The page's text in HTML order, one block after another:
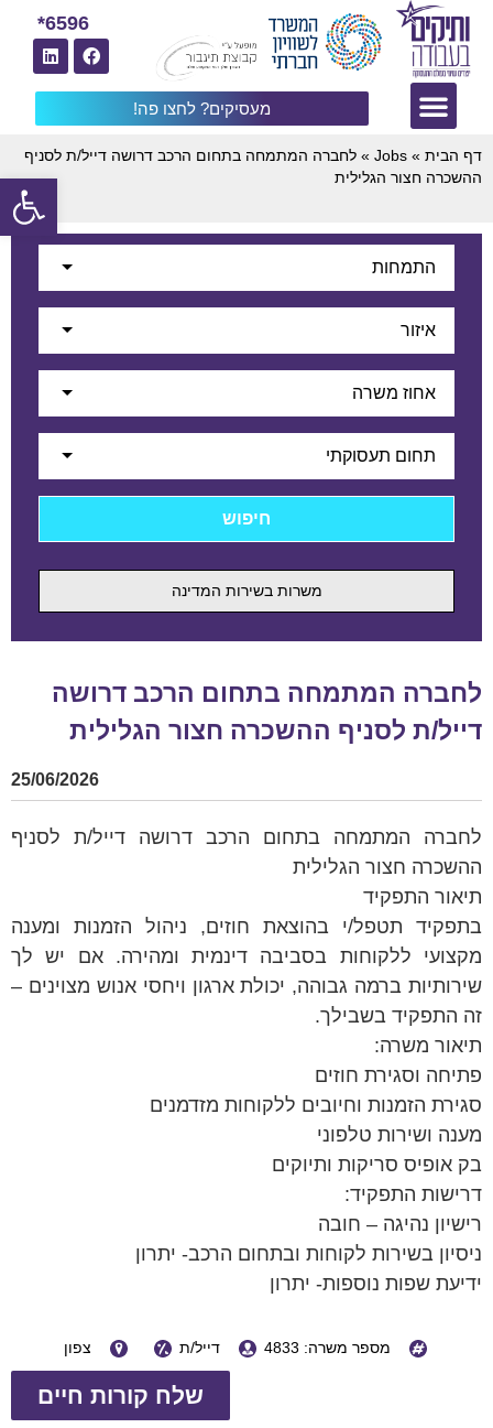
מעסיקים? לחצו פה!
6596*
דף הבית »
Jobs
» לחברה המתמחה בתחום הרכב דרושה דייל/ת לסניף
ההשכרה חצור הגלילית
התמחות
איזור
אחוז משרה
תחום תעסוקתי
משרות בשירות המדינה
לחברה המתמחה בתחום הרכב דרושה
דייל/ת לסניף ההשכרה חצור הגלילית
25/06/2026
לחברה המתמחה בתחום הרכב דרושה דייל/ת לסניף
ההשכרה חצור הגלילית
תיאור התפקיד
בתפקיד תטפל/י בהוצאת חוזים, ניהול הזמנות ומענה
מקצועי ללקוחות בסביבה דינמית ומהירה. אם יש לך
שירותיות ברמה גבוהה, יכולת ארגון ויחסי אנוש מצוינים –
זה התפקיד בשבילך.
תיאור משרה:
פתיחה וסגירת חוזים
סגירת הזמנות וחיובים ללקוחות מזדמנים
מענה ושירות טלפוני
בק אופיס סריקות ותיוקים
דרישות התפקיד:
רישיון נהיגה – חובה
ניסיון בשירות לקוחות ובתחום הרכב- יתרון
ידיעת שפות נוספות- יתרון
מספר משרה: 4833 דייל/ת צפון
שלח קורות חיים